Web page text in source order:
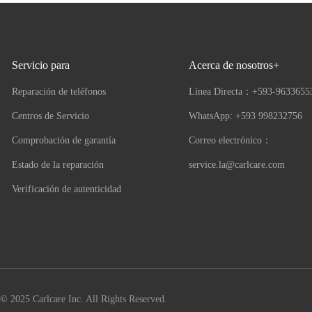
Servicio para
Reparación de teléfonos
Centros de Servicio
Comprobación de garantía
Estado de la reparación
Verificación de autenticidad
Acerca de nosotros+
Línea Directa： +593-
WhatsApp: +593 998232756
Correo electrónico：
service.la@carlcare.com
2025 Carlcare Inc. All Rights Reserved.